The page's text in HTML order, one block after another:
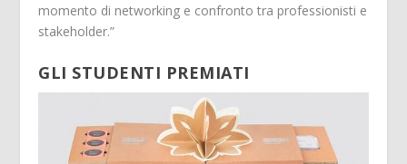
momento di networking e confronto tra professionisti e
stakeholder.”
GLI STUDENTI PREMIATI